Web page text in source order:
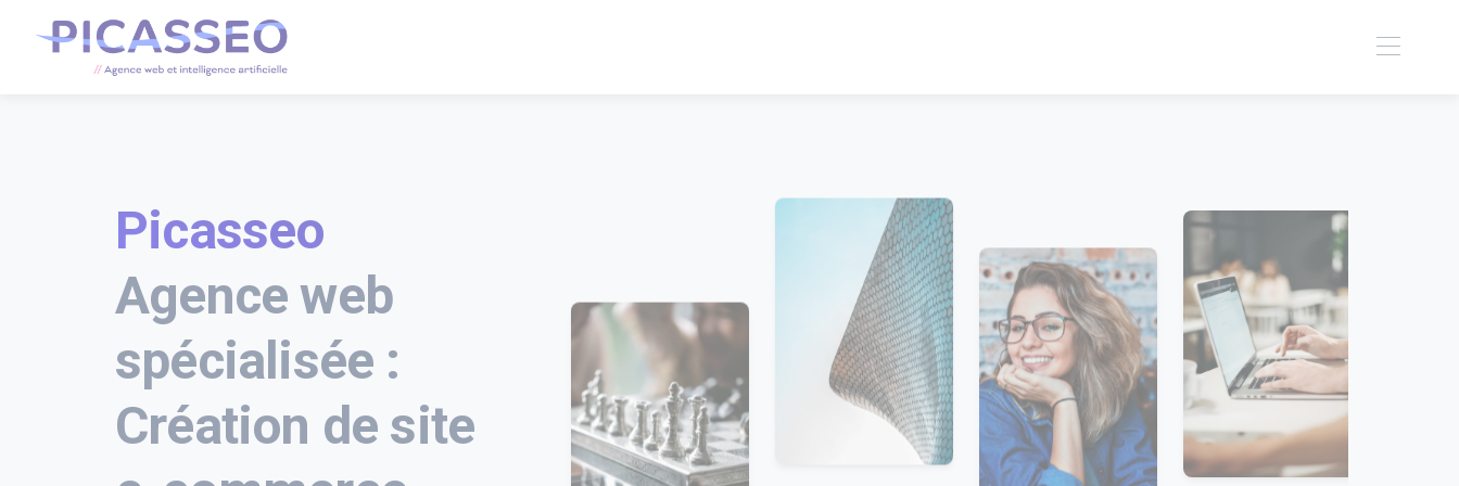
Picasseo
Agence web
spécialisée :
Création de site